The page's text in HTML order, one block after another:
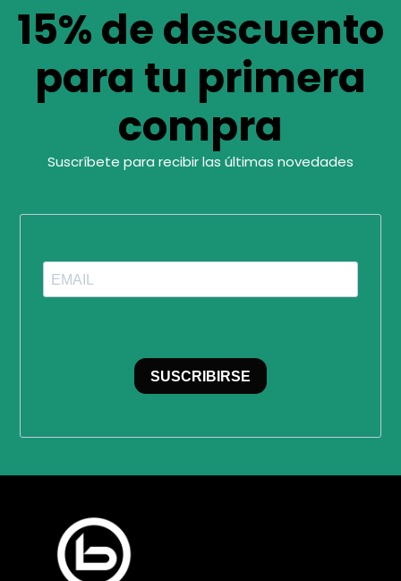
15% de descuento
para tu primera
compra
Suscríbete para recibir las últimas novedades
SUSCRIBIRSE